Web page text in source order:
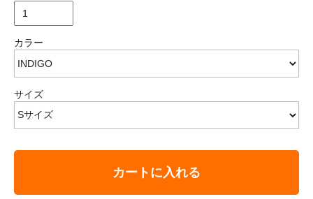
カラー
サイズ
カートに入れる